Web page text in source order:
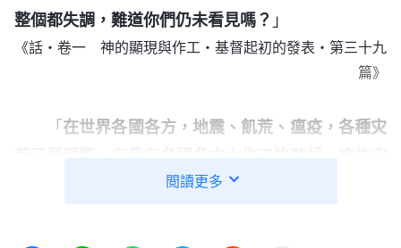
整個都失調，難道你們仍未看見嗎？ 」
《話・卷一 神的顯現與作工・基督起初的發表・第三十九
篇》
「 在世界各國各方，地震、飢荒、瘟疫，各種灾
荒會比創世以來的任何時候都嚴重地發起的，這是我
閲讀更多